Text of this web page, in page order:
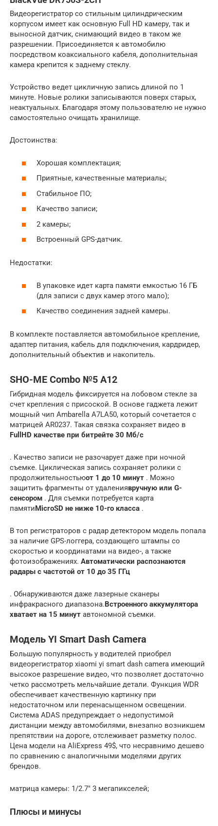
Видеорегистратор со стильным цилиндрическим
корпусом имеет как основную Full HD камеру, так и
выносной датчик, снимающий видео в таком же
разрешении. Присоединяется к автомобилю
посредством коаксиального кабеля, дополнительная
камера крепится к заднему стеклу.
Устройство ведет цикличную запись длиной по 1
минуте. Новые ролики записываются поверх старых,
неактуальных. Благодаря этому пользователю не нужно
самостоятельно очищать хранилище.
Достоинства:
Хорошая комплектация;
Приятные, качественные материалы;
Стабильное ПО;
Качество записи;
2 камеры;
Встроенный GPS-датчик.
Недостатки:
В упаковке идет карта памяти емкостью 16 ГБ
(для записи с двух камер этого мало);
Качество соединения задней камеры.
В комплекте поставляется автомобильное крепление,
адаптер питания, кабель для подключения, кардридер,
дополнительный объектив и накопитель.
SHO-ME Combo №5 А12
Гибридная модель фиксируется на лобовом стекле за
счет крепления с присоской. В основе гаджета лежит
мощный чип Ambarella A7LA50, который сочетается с
матрицей AR0237. Такая связка сохраняет видео в
FullHD качестве при битрейте 30 Мб/с
. Качество записи не разочарует даже при ночной
съемке. Циклическая запись сохраняет ролики с
продолжительностьюот 1 до 10 минут . Можно
защитить фрагменты от удалениявручную или G-
сенсором . Для съемки потребуется карта
памятиMicroSD не ниже 10-го класса .
В топ регистраторов с радар детектором модель попала
за наличие GPS-логгера, создающего штампы со
скоростью и координатами на видео-, а также
фотоизображениях. Автоматически распознаются
радары с частотой от 10 до 35 ГГц
. Обнаруживаются даже лазерные сканеры
инфракрасного диапазона.Встроенного аккумулятора
хватает на 15 минут автономной съемки.
Модель YI Smart Dash Camera
Большую популярность у водителей приобрел
видеорегистратор xiaomi yi smart dash camera имеющий
высокое разрешение видео, что позволяет достаточно
четко рассмотреть мельчайшие детали. Функция WDR
обеспечивает качественную картинку при
недостаточном или перенасыщенном освещении.
Система ADAS предупреждает о недопустимой
дистанции между автомобилями, внезапно возникшем
препятствии на дороге, отслеживает разметку полос.
Цена модели на AliExpress 49$, что несравнимо дешево
по сравнению с аналогичными моделями других
брендов.
матрица камеры: 1/2.7″ 3 мегапикселей;
Плюсы и минусы